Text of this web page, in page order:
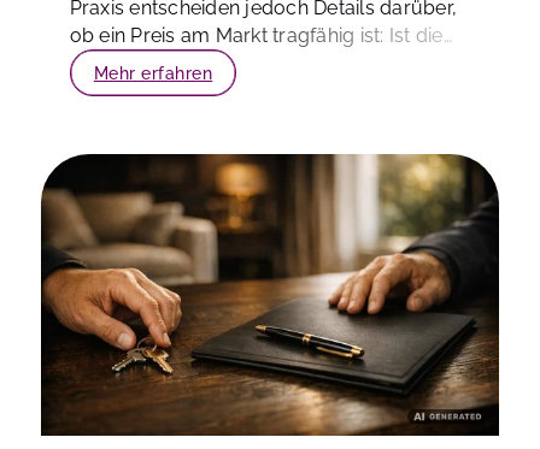
Praxis entscheiden jedoch Details darüber,
ob ein Preis am Markt tragfähig ist: Ist die
Ist-Miete wirklich nachhaltig? Passt die
Miete zur Lage und zum Mietspiegel?
Liegenschaftszins auf den Ertragswert aus?
Gerade 2026, in einem Umfeld mit
anspruchsvollerer Finanzierung und
stärkerer Käuferprüfung, zahlt sich eine
Bewertung aus, die Zahlen und Realität
zusammenbringt. Dieser Abschnitt zeigt,
wie Eigentümer in NRW Ertragswert,
Mietspiegel und Rendite so einordnen, dass
daraus eine belastbare Grundlage für den
Verkauf wird.
Mehr erfahren